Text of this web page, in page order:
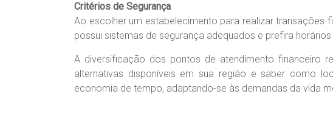
Critérios de Segurança
Ao escolher um estabelecimento para realizar transações
possui sistemas de segurança adequados e prefira
A diversificação dos pontos de atendimento financeiro
alternativas disponíveis em sua região e saber como
economia de tempo, adaptando-se às demandas da vida